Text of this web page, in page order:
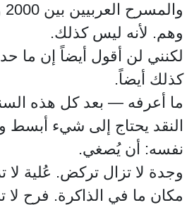
وهم. لأنه ليس كذلك.
لكنني لن أقول أيضاً إن ما
كذلك أيضاً.
ما أعرفه — بعد كل هذه
النقد يحتاج إلى شيء
نفسه: أن يُصغي.
وجدة لا تزال تركض. عُلية لا
مكان ما في الذاكرة. فرح لا